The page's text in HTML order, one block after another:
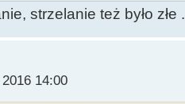
strzelanie też było złe
14:00